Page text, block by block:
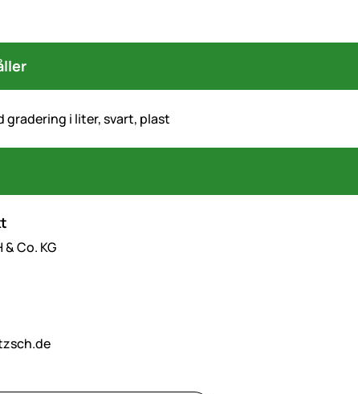
gradering i liter, svart, plast
Co. KG